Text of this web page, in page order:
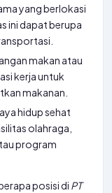
yang berlokasi
ini dapat berupa
makan atau
kerja untuk
makanan.
hidup sehat
olahraga,
program
posisi di PT